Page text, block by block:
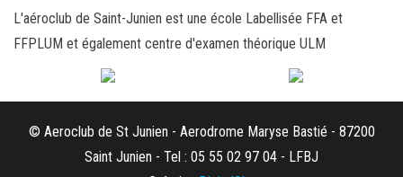
L'aéroclub de Saint-Junien est une école Labellisée FFA et
FFPLUM et également centre d'examen théorique ULM
© Aeroclub de St Junien - Aerodrome Maryse Bastié - 87200
Saint Junien - Tel : 05 55 02 97 04 - LFBJ